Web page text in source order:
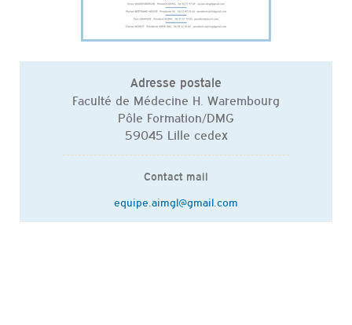
Adresse postale
Faculté de Médecine H. Warembourg
Pôle Formation/DMG
59045 Lille cedex
Contact mail
equipe.aimgl@gmail.com